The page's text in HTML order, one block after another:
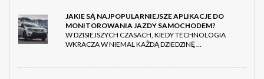
JAKIE SĄ NAJPOPULARNIEJSZE APLIKACJE DO
MONITOROWANIA JAZDY SAMOCHODEM?
W DZISIEJSZYCH CZASACH, KIEDY TECHNOLOGIA
WKRACZA W NIEMAL KAŻDĄ DZIEDZINĘ …